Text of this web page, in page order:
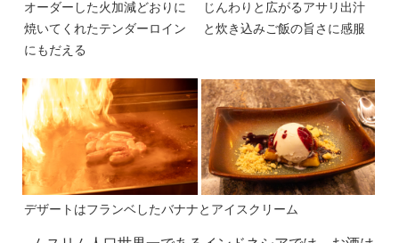
オーダーした火加減どおりに
焼いてくれたテンダーロイン
にもだえる
じんわりと広がるアサリ出汁
と炊き込みご飯の旨さに感服
デザートはフランベしたバナナとアイスクリーム